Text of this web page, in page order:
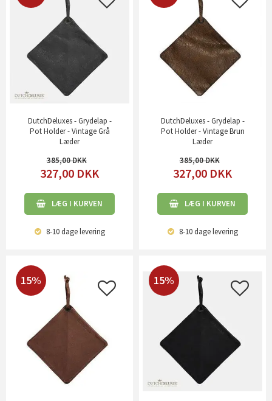
DutchDeluxes - Grydelap -
Pot Holder - Vintage Grå
Læder
385,00
327,00 DKK
LÆG I KURVEN
8-10 dagelevering
DutchDeluxes - Grydelap -
Pot Holder - Vintage Brun
Læder
385,00
327,00 DKK
LÆG I KURVEN
8-10 dagelevering
15% 15%